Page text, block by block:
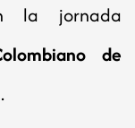
la jornada
de
.